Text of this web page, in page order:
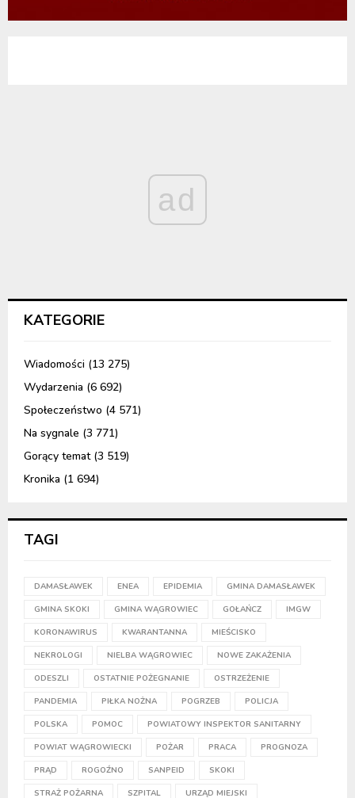
ad
KATEGORIE
Wiadomości (13 275)
Wydarzenia (6 692)
Społeczeństwo (4 571)
Na sygnale (3 771)
Gorący temat(3 519)
Kronika (1 694)
TAGI
DAMASŁAWEK ENEA EPIDEMIA GMINA DAMASŁAWEK
GMINA SKOKI GMINA WĄGROWIEC GOŁAŃCZ IMGW
KORONAWIRUS KWARANTANNA MIEŚCISKO
NEKROLOGI NIELBA WĄGROWIEC NOWE ZAKAŻENIA
ODESZLI OSTATNIE POŻEGNANIE OSTRZEŻENIE
PANDEMIA PIŁKA NOŻNA POGRZEB POLICJA
POLSKA POMOC POWIATOWY INSPEKTOR SANITARNY
POWIAT WĄGROWIECKI POŻAR PRACA PROGNOZA
PRĄD ROGOŹNO SANPEID SKOKI
STRAŻ POŻARNA SZPITAL URZĄD MIEJSKI